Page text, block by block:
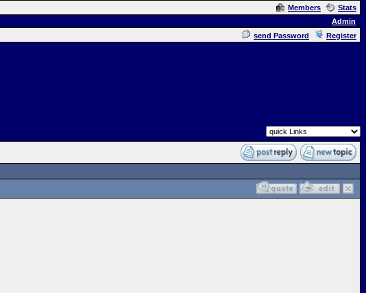
Members
Stats
Admin
send Password Register